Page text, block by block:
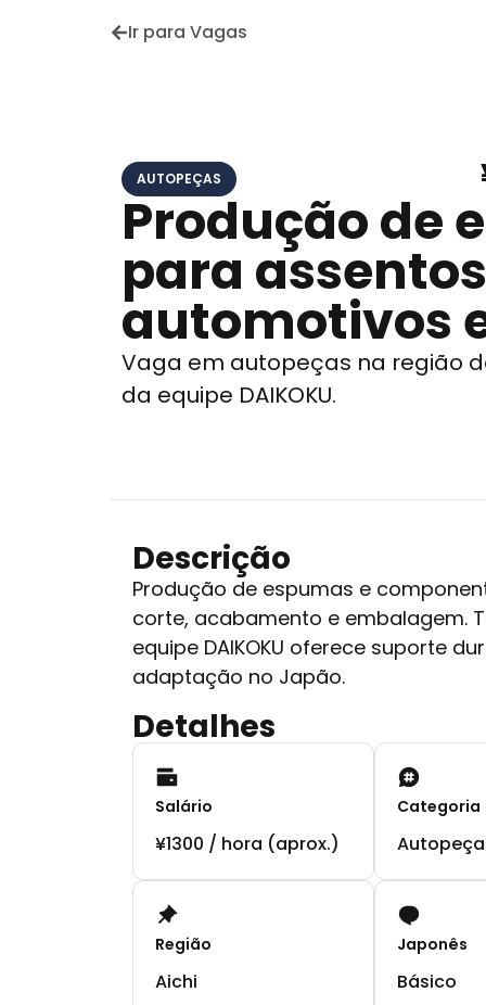
Ir para Vagas
AUTOPEÇAS
Produção de
para assentos
automotivos
Vaga em autopeças na região
da equipe DAIKOKU.
Descrição
Produção de espumas e
corte, acabamento e embalagem.
equipe DAIKOKU oferece suporte
adaptação no Japão.
Detalhes
Salário
¥1300 / hora (aprox.)
Categoria
Região
Aichi
Japonês
Básico